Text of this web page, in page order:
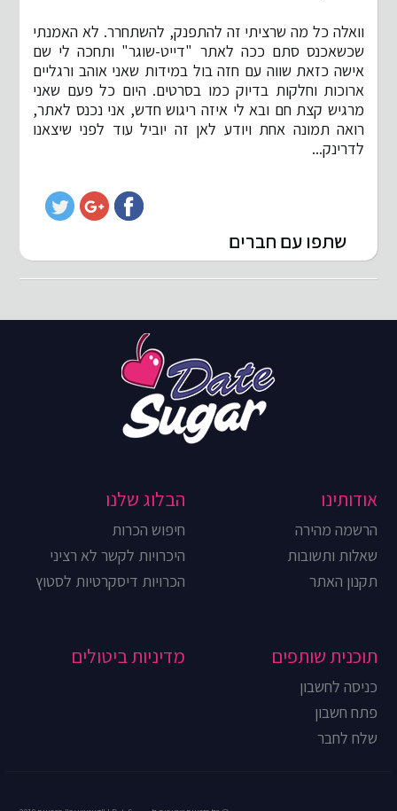
וואלה כל מה שרציתי זה להתפנק, להשתחרר. לא האמנתי
שכשאכנס סתם ככה לאתר "דייט-שוגר" ותחכה לי שם
אישה כזאת שווה עם חזה בול במידות שאני אוהב ורגליים
ארוכות וחלקות בדיוק כמו בסרטים. היום כל פעם שאני
מרגיש קצת חם ובא לי איזה ריגוש חדש, אני נכנס לאתר,
רואה תמונה אחת ויודע לאן זה יוביל עוד לפני שיצאנו
לדרינק...
שתפו עם חברים
אודותינו
הרשמה מהירה
שאלות ותשובות
תקנון האתר
הבלוג שלנו
חיפוש הכרות
היכרויות לקשר לא רציני
הכרויות דיסקרטיות לסטוץ
תוכנית שותפים
כניסה לחשבון
פתח חשבון
שלח לחבר
מדיניות ביטולים